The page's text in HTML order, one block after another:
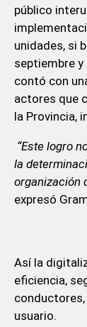
público
unidades, si
septiembre
contó con
actores que
la Provincia,
“Este logro
la
organización
expresó
Así la
eficiencia,
usuario.